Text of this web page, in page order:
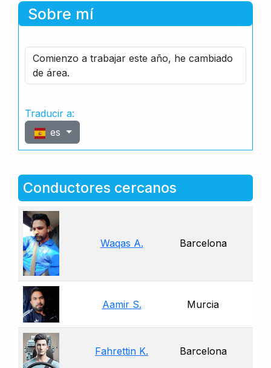
Sobre mí
Comienzo a trabajar este año, he cambiado
de área.
Traducir a:
es
Conductores cercanos
Waqas A. Barcelona
Aamir S. Murcia
Fahrettin K. Barcelona